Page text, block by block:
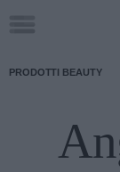
PRODOTTI BEAUTY